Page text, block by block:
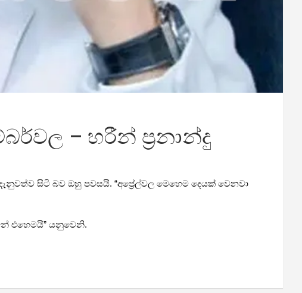
– හරීන් ප්‍රනාන්දු
සිටි බව ඔහු පවසයි. “අප්‍රේල්වල මෙහෙම දෙයක් වෙනවා
එහෙමයි” යනුවෙනි.